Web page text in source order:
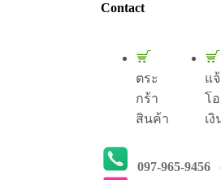
Contact
ตระ
กร้า
สินค้า
แ
โ
เงิ
097-965-9456